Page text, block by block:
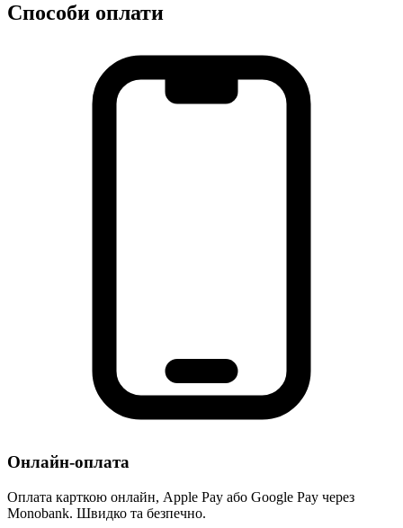
Способи оплати
Онлайн-оплата
Оплата карткою онлайн, Apple Pay або Google Pay через
Monobank. Швидко та безпечно.